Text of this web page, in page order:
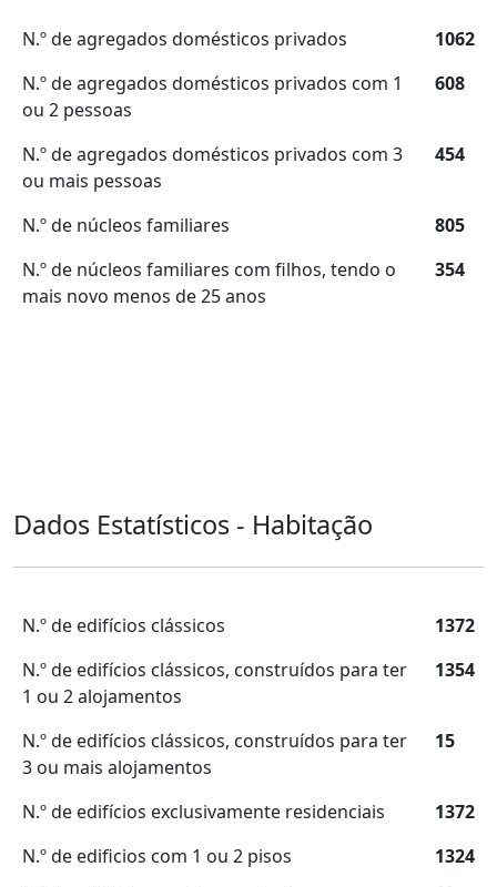
N.º de agregados domésticos privados
1062
N.º de agregados domésticos privados com 1
ou 2 pessoas
608
N.º de agregados domésticos privados com 3
ou mais pessoas
454
N.º de núcleos familiares
805
N.º de núcleos familiares com filhos, tendo o
mais novo menos de 25 anos
354
Dados Estatísticos - Habitação
N.º de edifícios clássicos
1372
N.º de edifícios clássicos, construídos para ter
1 ou 2 alojamentos
1354
N.º de edifícios clássicos, construídos para ter
3 ou mais alojamentos
15
N.º de edifícios exclusivamente residenciais
1372
N.º de edificios com 1 ou 2 pisos
1324